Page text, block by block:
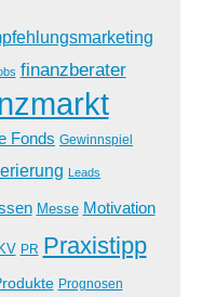
finanzberater
Fonds Gewinnspiel
Leads
Messe Motivation
PR Praxistipp
Prognosen